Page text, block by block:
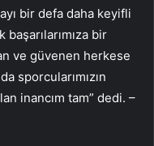
bir defa daha keyifli
bir
ve güvenen herkese
sporcularımızın
inancım tam” dedi. –